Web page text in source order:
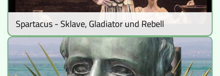
Spartacus - Sklave, Gladiator und Rebell